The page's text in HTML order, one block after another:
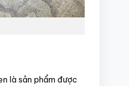
là sản phẩm được